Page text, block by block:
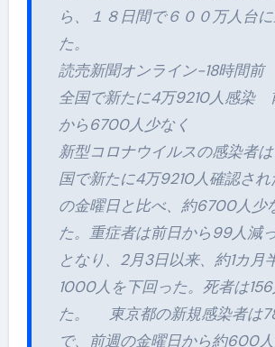
ら、１８日間で６００万人台
た。
読売新聞オンライン-18時間前
全国で新たに4万9210人感染
から6700人少なく
新型コロナウイルスの感染者
国で新たに4万9210人確認され
の金曜日と比べ、約6700人少
た。重症者は前日から99人減
となり、2月3日以来、約1カ月
1000人を下回った。死者は
た。 東京都の新規感染者は
で、前週の金曜日から約600